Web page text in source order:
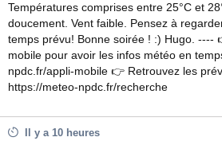
Températures comprises entre 25°C et
doucement. Vent faible. Pensez à
temps prévu! Bonne soirée ! :) Hugo. ----
mobile pour avoir les infos météo en
npdc.fr/appli-mobile 👉 Retrouvez les
https://meteo-npdc.fr/recherche
Il y a 10 heures